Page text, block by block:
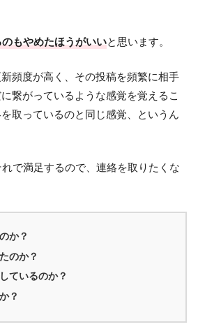
もやめたほうがいいと思います。
頻度が高く、その投稿を頻繁に相手
繋がっているような感覚を覚えるこ
取っているのと同じ感覚、というん
で満足するので、連絡を取りたくな
か？
のか？
ているのか？
？